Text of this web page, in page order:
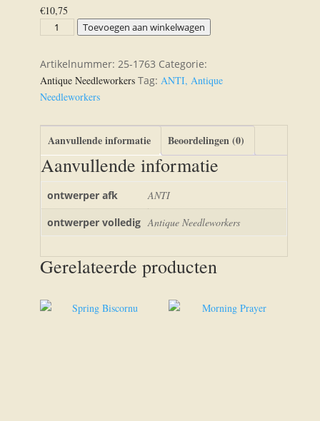
€10,75
True
aantal
Toevoegen aan winkelwagen
Artikelnummer: 25-1763 Categorie:
Antique Needleworkers Tag: ANTI, Antique
Needleworkers
Aanvullende informatie Beoordelingen (0)
Aanvullende informatie
ontwerper afk
ANTI
ontwerper volledig Antique Needleworkers
Gerelateerde producten